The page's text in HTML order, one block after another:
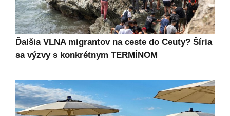
Ďalšia VLNA migrantov na ceste do Ceuty? Šíria
sa výzvy s konkrétnym TERMÍNOM